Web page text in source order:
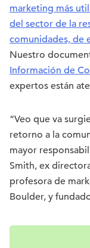
marketing más
del sector de la
comunidades, de
Nuestro
Información de
expertos están
“Veo que va
retorno a la
mayor
Smith, ex
profesora de
Boulder, y